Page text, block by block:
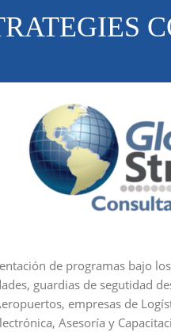
de programas bajo
guardias de segutidad
empresas de
Asesoría y